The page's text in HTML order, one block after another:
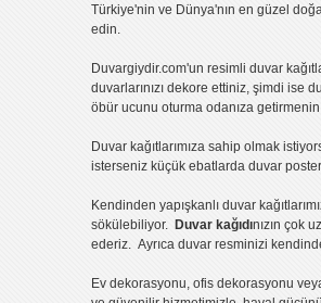
Türkiye'nin ve Dünya'nın en güzel
edin.
Duvargiydir.com'un resimli duvar
duvarlarınızı dekore ettiniz, şimdi ise
öbür ucunu oturma odanıza getirmenin
Duvar kağıtlarımıza sahip olmak
isterseniz küçük ebatlarda duvar
Kendinden yapışkanlı duvar
sökülebiliyor. Duvar kağıdınızın çok
ederiz. Ayrıca duvar resminizi
Ev dekorasyonu, ofis dekorasyonu